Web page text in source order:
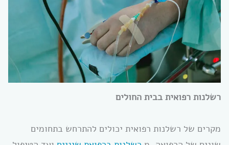
רשלנות רפואית בבית החולים
מקרים של רשלנות רפואית יכולים להתרחש בתחומים